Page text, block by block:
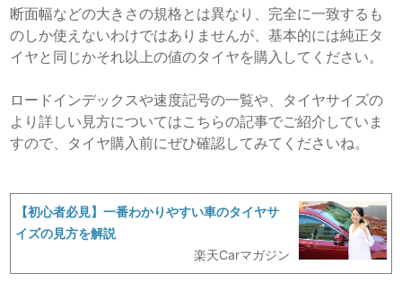
断面幅などの大きさの規格とは異なり、完全に一致するも
のしか使えないわけではありませんが、基本的には純正タ
イヤと同じかそれ以上の値のタイヤを購入してください。
ロードインデックスや速度記号の一覧や、タイヤサイズの
より詳しい見方についてはこちらの記事でご紹介していま
すので、タイヤ購入前にぜひ確認してみてくださいね。
【初心者必見】一番わかりやすい車のタイヤサ
イズの見方を解説
楽天Carマガジン